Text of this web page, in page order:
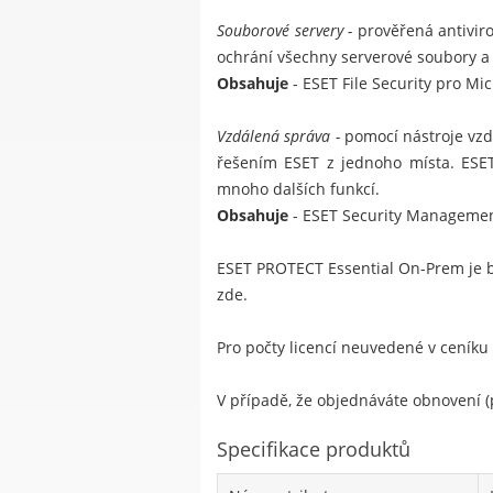
Souborové servery - prověřená
ochrání všechny serverové soubory
Obsahuje - ESET File Security pro
Vzdálená správa - pomocí nástroje
řešením ESET z jednoho místa.
mnoho dalších funkcí.
Obsahuje - ESET Security
ESET PROTECT Essential On-
zde.
Pro počty licencí neuvedené v
V případě, že objednáváte obnovení
Specifikace produktů